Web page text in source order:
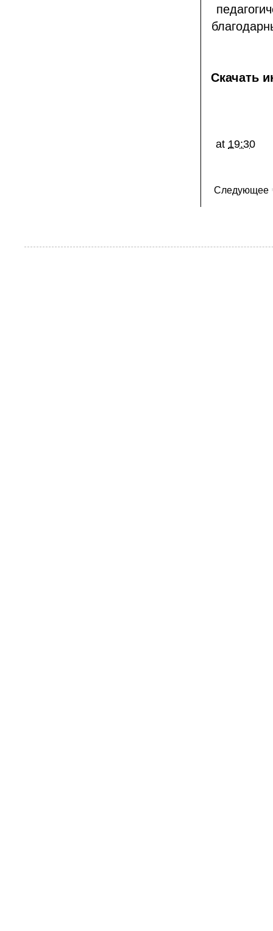
Скачать
at 19:30
Следующее